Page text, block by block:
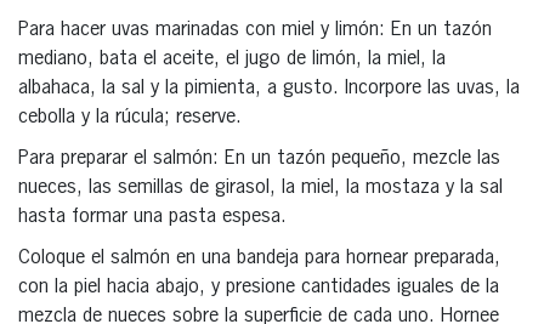
Para hacer uvas marinadas con miel y limón: En un tazón
mediano, bata el aceite, el jugo de limón, la miel, la
albahaca, la sal y la pimienta, a gusto. Incorpore las uvas, la
cebolla y la rúcula; reserve.
Para preparar el salmón: En un tazón pequeño, mezcle las
nueces, las semillas de girasol, la miel, la mostaza y la sal
hasta formar una pasta espesa.
Coloque el salmón en una bandeja para hornear preparada,
con la piel hacia abajo, y presione cantidades iguales de la
mezcla de nueces sobre la superficie de cada uno. Hornee